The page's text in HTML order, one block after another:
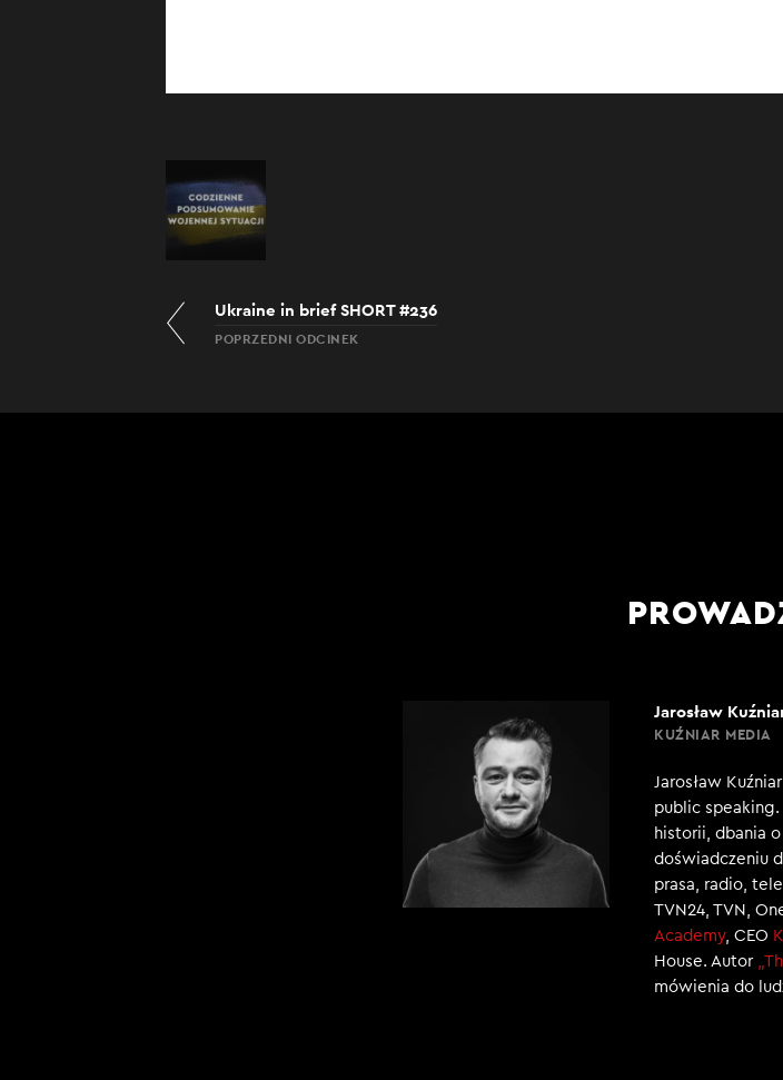
Ukraine in brief SHORT #236
POPRZEDNI ODCINEK
Jarosław
KUŹNIAR MEDIA
Jarosław
public
historii, dbania
doświadczeniu
prasa, radio,
TVN24, TVN,
Academy, CEO
House. Autor
mówienia do